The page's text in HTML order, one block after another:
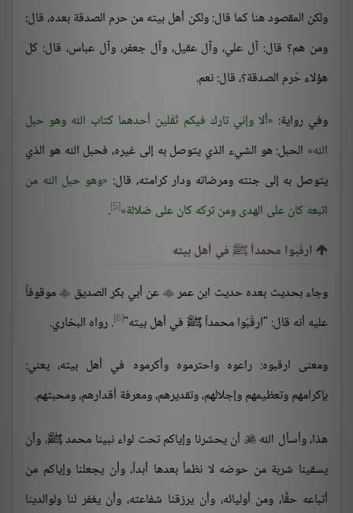
ولكن المقصود هنا كما قال: ولكن أهل بيته من حرم الصدقة بعده، قال:
ومن هم؟ قال: آل علي، وآل عقيل، وآل جعفر، وآل عباس، قال: كل
هؤلاء حُرم الصدقة؟، قال: نعم.
وفي رواية: ألا وإني تارك فيكم ثَقَلين أحدهما كتاب الله وهو حبل
الله الحبل: هو الشيء الذي يتوصل به إلى غيره، فحبل الله هو الذي
يتوصل به إلى جنته ومرضاته ودار كرامته، قال: وهو حبل الله من
اتبعه كان على الهدى ومن تركه كان على ضلالة [5]
.
ارقُبُوا محمداً ﷺ في أهل بيته
وجاء بحديث بعده حديث ابن عمر عن أبي بكر الصديق موقوفاً
عليه أنه قال: "ارقُبُوا محمداً ﷺ في أهل بيته"[6] . رواه البخاري.
ومعنى ارقبوه: راعوه واحترموه وأكرموه في أهل بيته، يعني:
بإكرامهم وتعظيمهم وإجلالهم، وتقديرهم، ومعرفة أقدارهم، ومحبتهم.
هذا، وأسأل الله أن يحشرنا وإياكم تحت لواء نبينا محمد ﷺ، وأن
يسقينا شربة من حوضه لا نظمأ بعدها أبداً، وأن يجعلنا وإياكم من
أتباعه حقًّا، ومن أوليائه، وأن يرزقنا شفاعته، وأن يغفر لنا ولوالدينا